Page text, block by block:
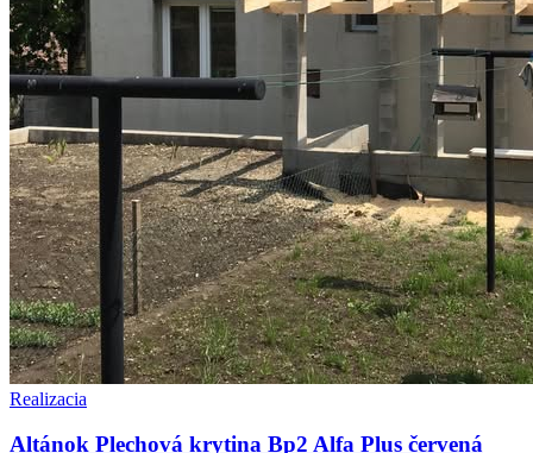
Realizacia
Altánok Plechová krytina Bp2 Alfa Plus červená